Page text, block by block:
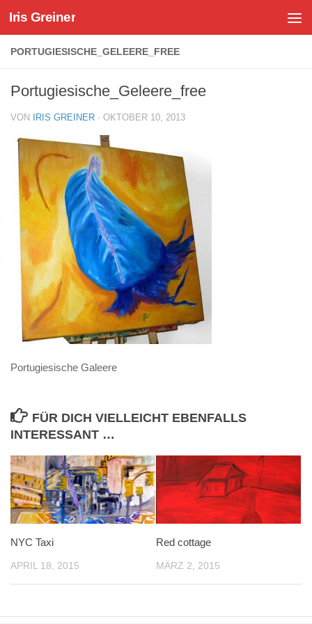
Zum Inhalt springen
Iris Greiner
PORTUGIESISCHE_GELEERE_FREE
Portugiesische_Geleere_free
VON IRIS GREINER · OKTOBER 10, 2013
Portugiesische Galeere
FÜR DICH VIELLEICHT EBENFALLS
INTERESSANT …
NYC Taxi
APRIL 18, 2015
Red cottage
MÄRZ 2, 2015